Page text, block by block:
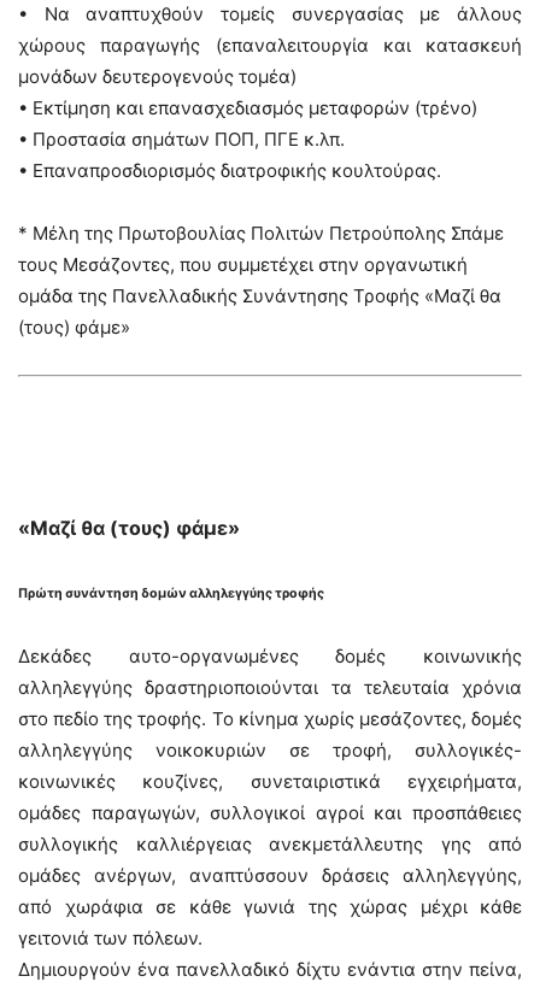
• Να αναπτυχθούν τομείς συνεργασίας με άλλους
χώρους παραγωγής (επαναλειτουργία και κατασκευή
μονάδων δευτερογενούς τομέα)
• Εκτίμηση και επανασχεδιασμός μεταφορών (τρένο)
• Προστασία σημάτων ΠΟΠ, ΠΓΕ κ.λπ.
• Επαναπροσδιορισμός διατροφικής κουλτούρας.
* Μέλη της Πρωτοβουλίας Πολιτών Πετρούπολης Σπάμε
τους Μεσάζοντες, που συμμετέχει στην οργανωτική
ομάδα της Πανελλαδικής Συνάντησης Τροφής «Μαζί θα
(τους) φάμε»
«Μαζί θα (τους) φάμε»
Πρώτη συνάντηση δομώναλληλεγγύης τροφής
Δεκάδες αυτο-οργανωμένες δομές κοινωνικής
αλληλεγγύης δραστηριοποιούνται τα τελευταία χρόνια
στο πεδίο της τροφής. Το κίνημα χωρίς μεσάζοντες, δομές
αλληλεγγύης νοικοκυριών σε τροφή, συλλογικές-
κοινωνικές κουζίνες, συνεταιριστικά εγχειρήματα,
ομάδες παραγωγών, συλλογικοί αγροί και προσπάθειες
συλλογικής καλλιέργειας ανεκμετάλλευτης γης από
ομάδες ανέργων, αναπτύσσουν δράσεις αλληλεγγύης,
από χωράφια σε κάθε γωνιά της χώρας μέχρι κάθε
γειτονιά των πόλεων.
Δημιουργούν ένα πανελλαδικό δίχτυ ενάντια στην πείνα,